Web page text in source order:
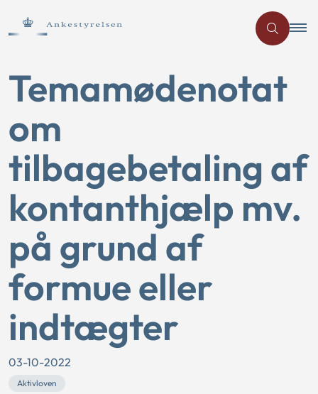
Temamødenotat
om
tilbagebetaling af
kontanthjælp mv.
på grund af
formue eller
indtægter
03-10-2022
Aktivloven